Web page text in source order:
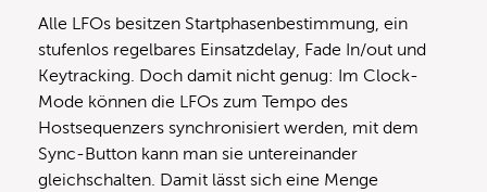
Alle LFOs besitzen Startphasenbestimmung, ein
stufenlos regelbares Einsatzdelay, Fade In/out und
Keytracking. Doch damit nicht genug: Im Clock-
Mode können die LFOs zum Tempo des
Hostsequenzers synchronisiert werden, mit dem
Sync-Button kann man sie untereinander
gleichschalten. Damit lässt sich eine Menge